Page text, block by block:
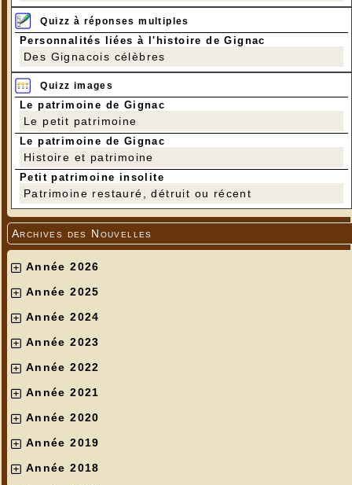
Quizz à réponses multiples
Personnalités liées à l'histoire de Gignac
Des Gignacois célèbres
Quizz images
Le patrimoine de Gignac
Le petit patrimoine
Le patrimoine de Gignac
Histoire et patrimoine
Petit patrimoine insolite
Patrimoine restauré, détruit ou récent
Archives des Nouvelles
Année 2026
Année 2025
Année 2024
Année 2023
Année 2022
Année 2021
Année 2020
Année 2019
Année 2018